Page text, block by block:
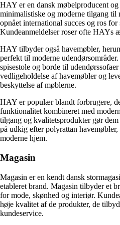
HAY er en dansk møbelproducent
minimalistiske og moderne tilgang til
opnået international succes og ros
Kundeanmeldelser roser ofte HAYs
HAY tilbyder også havemøbler,
perfekt til moderne
spisestole og borde til
vedligeholdelse af havemøbler og
beskyttelse af møblerne.
HAY er populær blandt forbrugere,
funktionalitet kombineret med
tilgang og kvalitetsprodukter gør
på udkig efter polyrattan
moderne hjem.
Magasin
Magasin er en kendt dansk
etableret brand. Magasin tilbyder et
for mode, skønhed og interiør.
høje kvalitet af de produkter, de
kundeservice.